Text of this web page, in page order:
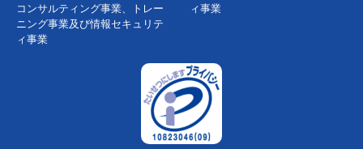
コンサルティング事業、トレー
ニング事業及び情報セキュリテ
ィ事業
ィ事業